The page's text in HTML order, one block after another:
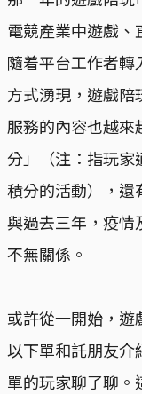
電競產業中遊戲、
隨着平台工作者
方式湧現，遊戲陪
服務的內容也越
分」（注：指玩家
積分的活動），還
與過去三年，疫情
不無關係。
或許從一開始，
以下單和託朋友介
單的玩家聊了聊